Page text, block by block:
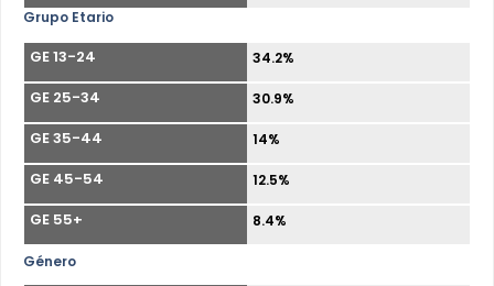
Grupo Etario
GE 13-24 34.2%
GE 25-34 30.9%
GE 35-44 14%
GE 45-54 12.5%
GE 55+ 8.4%
Género